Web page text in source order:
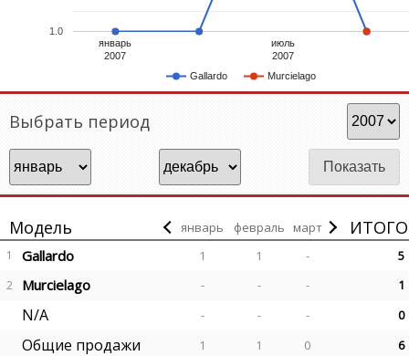
Gallardo Murcielago
январь
2007
июль
2007
1.0
Выбрать период
Модель январь февраль март ИТОГО
1 Gallardo 1 1 - 5
2 Murcielago - - - 1
N/A - - - 0
Общие продажи 1 1 0 6